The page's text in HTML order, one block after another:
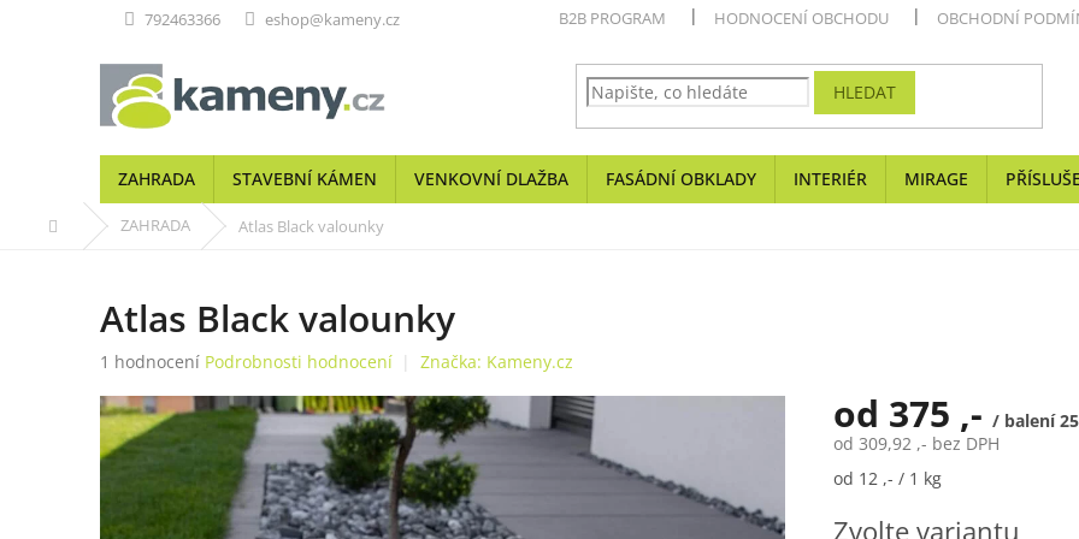
792463366 eshop@kameny.cz B2B PROGRAM HODNOCENÍ OBCHODU OBCHODNÍ
HLEDAT
ZAHRADA STAVEBNÍ KÁMEN VENKOVNÍ DLAŽBA FASÁDNÍ OBKLADY INTERIÉR MIRAGE
Domů ZAHRADA Atlas Black valounky
Atlas Black valounky
Průměrné
produktu
je
5,0
5
hvězdiček.
1 hodnocení Podrobnosti hodnocení Značka: Kameny.cz
od 375 ,- / balení
od 309,92 ,- bez DPH
Měrná
od 12 ,- / 1 kg
Zvolte variantu